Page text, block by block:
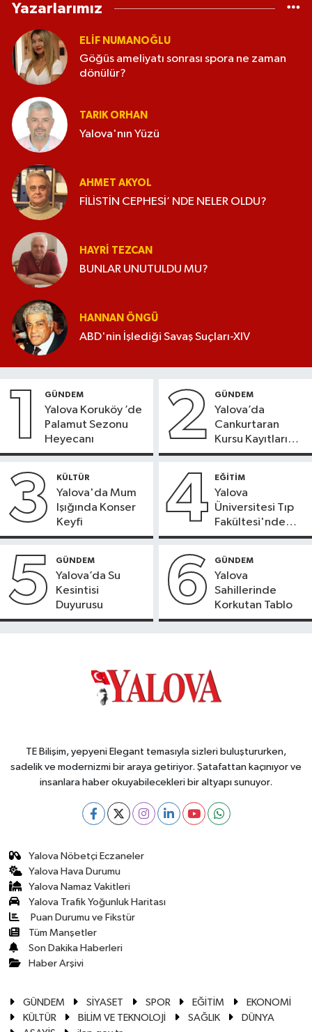
Yazarlarımız
ELİF NUMANOĞLU
Göğüs ameliyatı sonrası spora ne zaman
dönülür?
TARIK ORHAN
Yalova'nın Yüzü
AHMET AKYOL
FİLİSTİN CEPHESİ’ NDE NELER OLDU?
HAYRI TEZCAN
BUNLAR UNUTULDU MU?
HANNAN ÖNGÜ
ABD'nin İşlediği Savaş Suçları-XIV
1 GÜNDEM
Yalova Koruköy ’de
Palamut Sezonu
Heyecanı
2 GÜNDEM
Yalova’da
Cankurtaran
Kursu Kayıtları
Başladı
3 KÜLTÜR
Yalova'da Mum
Işığında Konser
Keyfi
4 EĞİTİM
Yalova
Üniversitesi Tıp
Fakültesi'nde
Yeni Dönem
5 GÜNDEM
Yalova’da Su
Kesintisi
Duyurusu
6 GÜNDEM
Yalova
Sahillerinde
Korkutan Tablo
TE Bilişim, yepyeni Elegant temasıyla sizleri buluştururken,
sadelik ve modernizmi bir araya getiriyor. Şatafattan kaçınıyor ve
insanlara haber okuyabilecekleri bir altyapı sunuyor.
Yalova Nöbetçi Eczaneler
Yalova Hava Durumu
Yalova Namaz Vakitleri
Yalova Trafik Yoğunluk Haritası
Puan Durumu ve Fikstür
Tüm Manşetler
Son Dakika Haberleri
Haber Arşivi
GÜNDEM SİYASET SPOR EĞİTİM
EKONOMİ
KÜLTÜR
BİLİM VE TEKNOLOJİ SAĞLIK
DÜNYA